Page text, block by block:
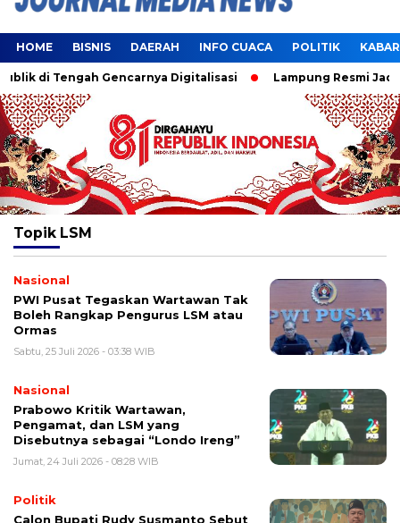
HOME BISNIS DAERAH INFO CUACA POLITIK
di Tengah Gencarnya Digitalisasi Lampung Resmi Jadi
Topik LSM
Nasional
PWI Pusat Tegaskan Wartawan Tak
Boleh Rangkap Pengurus LSM atau
Ormas
Sabtu, 25 Juli 2026 - 03:38 WIB
Nasional
Prabowo Kritik Wartawan,
Pengamat, dan LSM yang
Disebutnya sebagai “Londo Ireng”
Jumat, 24 Juli 2026 - 08:28 WIB
Politik
Calon Bupati Rudy Susmanto Sebut